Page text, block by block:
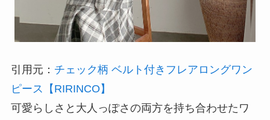
引用元： チェック柄 ベルト付きフレアロングワン
ピース【RIRINCO】
可愛らしさと大人っぽさの両方を持ち合わせたワ